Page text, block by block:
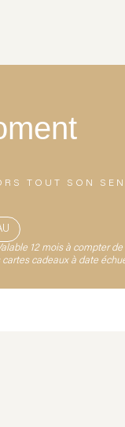
TOUT SON
12 mois à compter
cartes cadeaux à date